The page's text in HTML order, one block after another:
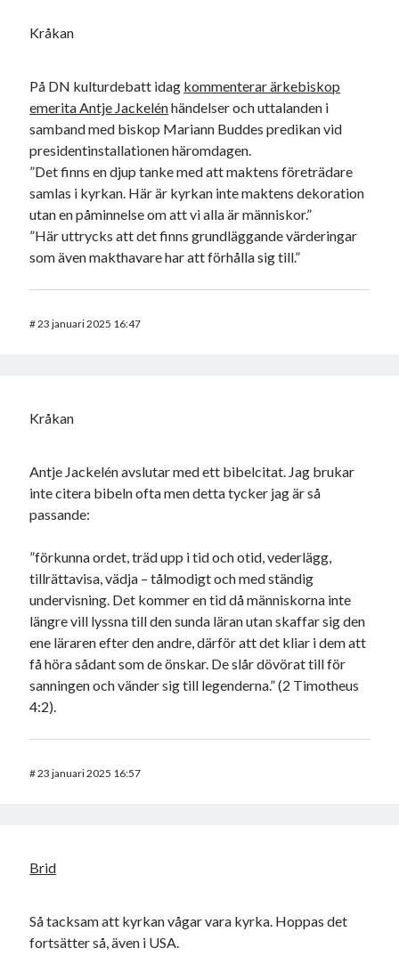
Kråkan
På DN kulturdebatt idag kommenterar ärkebiskop
emerita Antje Jackelénhändelser och uttalanden i
samband med biskop Mariann Buddes predikan vid
presidentinstallationen häromdagen.
”Det finns en djup tanke med att maktens företrädare
samlas i kyrkan. Här är kyrkan inte maktens dekoration
utan en påminnelse om att vi alla är människor.”
”Här uttrycks att det finns grundläggande värderingar
som även makthavare har att förhålla sig till.”
#23 januari 2025 16:47
Kråkan
Antje Jackelén avslutar med ett bibelcitat. Jag brukar
inte citera bibeln ofta men detta tycker jag är så
passande:
”förkunna ordet, träd upp i tid och otid, vederlägg,
tillrättavisa, vädja – tålmodigt och med ständig
undervisning. Det kommer en tid då människorna inte
längre vill lyssna till den sunda läran utan skaffar sig den
ene läraren efter den andre, därför att det kliar i dem att
få höra sådant som de önskar. De slår dövörat till för
sanningen och vänder sig till legenderna.” (2 Timotheus
4:2).
#23 januari 2025 16:57
Brid
Så tacksam att kyrkan vågar vara kyrka. Hoppas det
fortsätter så, även i USA.